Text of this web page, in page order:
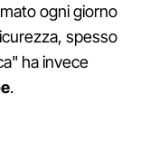
ogni giorno
spesso
ha invece
.